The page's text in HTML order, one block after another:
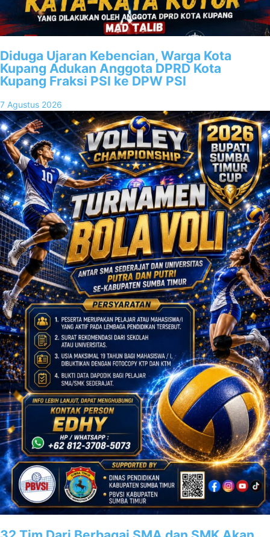
Diduga Ujaran Kebencian, Warga Kota
Kupang Adukan Anggota DPRD Kota
Kupang Fraksi PSI ke DPW PSI
7 Agustus 2026